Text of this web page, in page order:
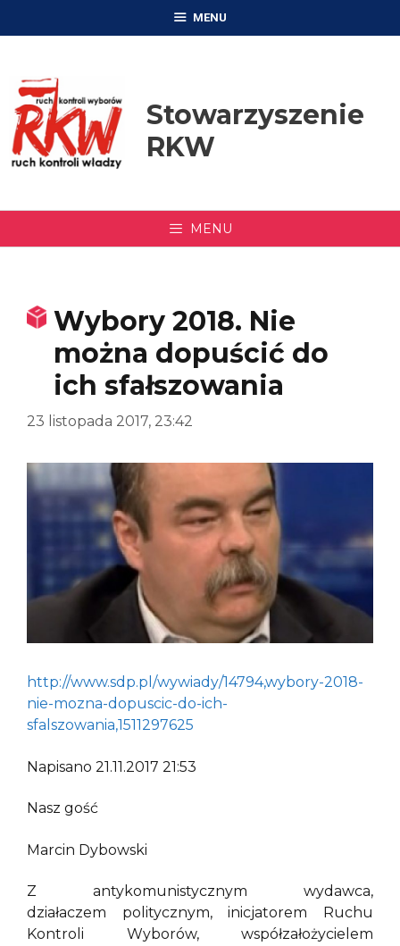
MENU
Stowarzyszenie
RKW
MENU
Wybory 2018. Nie
można dopuścić do
ich sfałszowania
23 listopada 2017, 23:42
http://www.sdp.pl/wywiady/14794,wybory-2018-
nie-mozna-dopuscic-do-ich-
sfalszowania,1511297625
Napisano 21.11.2017 21:53
Nasz gość
Marcin Dybowski
Z antykomunistycznym wydawca,
działaczem politycznym, inicjatorem Ruchu
Kontroli Wyborów, współzałożycielem